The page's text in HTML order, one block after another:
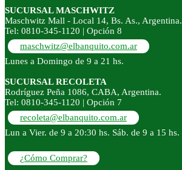
SUCURSAL MASCHWITZ
Maschwitz Mall - Local 14, Bs. As., Argentina.
Tel: 0810-345-1120 | Opción 8
maschwitz@elbanquito.com.ar
Lunes a Domingo de 9 a 21 hs.
SUCURSAL RECOLETA
Rodríguez Peña 1086, CABA, Argentina.
Tel: 0810-345-1120 | Opción 7
recoleta@elbanquito.com.ar
Lun a Vier. de 9 a 20:30 hs. Sáb. de 9 a 15 hs.
¿Cómo Comprar?